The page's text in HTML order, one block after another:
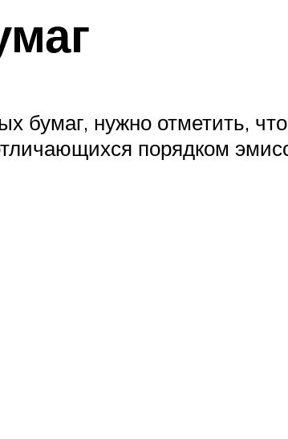
бумаг, нужно отметить,
порядком